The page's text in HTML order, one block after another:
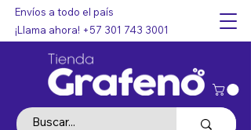
Envíos a todo el país
¡Llama ahora! +57 301 743 3001